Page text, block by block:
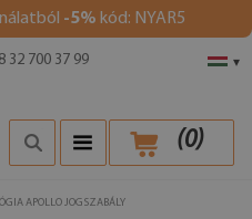
-5% kód: NYAR5
▾
32 700 37 99
(0)
APOLLO JOGSZABÁLY